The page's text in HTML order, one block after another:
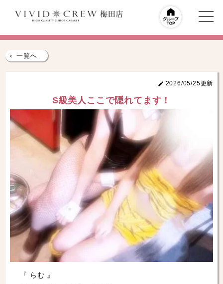
‹ 一覧へ
2026/05/25更新
S級美人ここで隠れてます！
『 らむ 』